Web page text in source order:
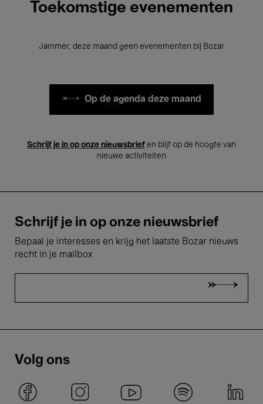
Toekomstige evenementen
Jammer, deze maand geen evenementen bij Bozar
Op de agenda deze maand
Schrijf je in op onze nieuwsbrief en blijf op de hoogte van
nieuwe activiteiten
Schrijf je in op onze nieuwsbrief
Bepaal je interesses en krijg het laatste Bozar nieuws
recht in je mailbox
Volg ons